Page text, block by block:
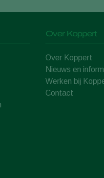
Over Koppert
Over Koppert
Nieuws en
Werken bij
Contact